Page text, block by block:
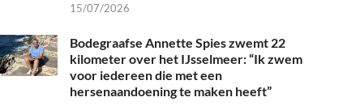
15/07/2026
Bodegraafse Annette Spies zwemt 22
kilometer over het IJsselmeer: “Ik zwem
voor iedereen die met een
hersenaandoening te maken heeft”